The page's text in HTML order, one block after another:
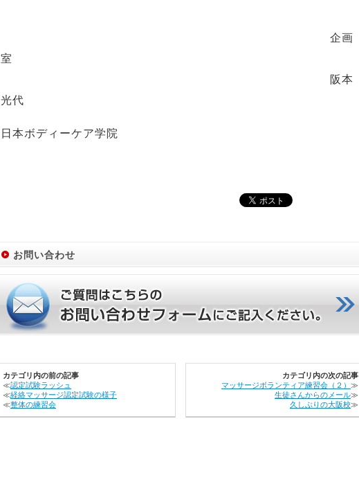
企画
室
阪本
光代
日本ボディーケア学院
お問い合わせ
カテゴリ内の前の記事
≪認定試験ラッシュ
≪経絡マッサージ認定試験の様子
≪整体の練習会
カテゴリ内の次の記事
マッサージボランティア練習会（２） ≫
生徒さんからのメール≫
久しぶりの大阪校≫